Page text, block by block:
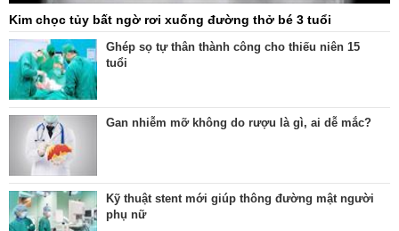
Kim chọc tủy bất ngờ rơi xuống đường thở bé 3 tuổi
Ghép sọ tự thân thành công cho thiếu niên 15
tuổi
Gan nhiễm mỡ không do rượu là gì, ai dễ mắc?
Kỹ thuật stent mới giúp thông đường mật người
phụ nữ